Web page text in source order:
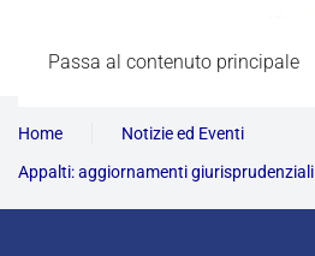
Passa al contenuto principale
Home
Notizie ed Eventi
Appalti: aggiornamenti giurisprudenziali